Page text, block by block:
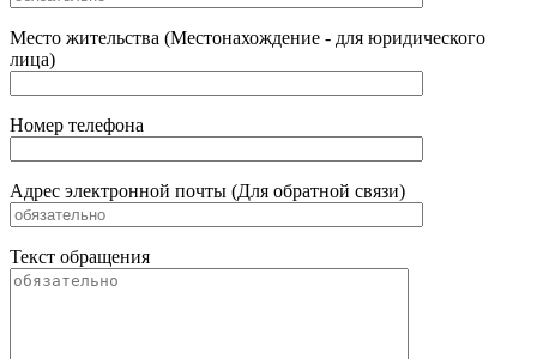
Место жительства (Местонахождение - для юридического
лица)
Номер телефона
Адрес электронной почты (Для обратной связи)
Текст обращения